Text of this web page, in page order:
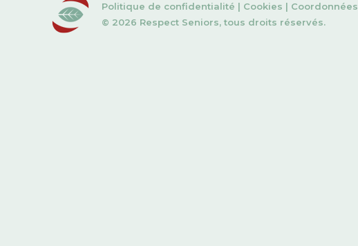
Politique de confidentialité | Cookies | Coordonnées
© 2026 Respect Seniors, tous droits réservés.